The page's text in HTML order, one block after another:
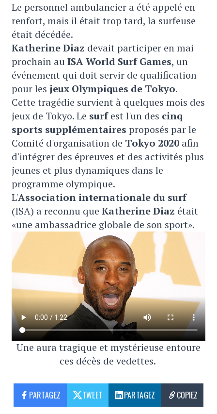
Le personnel ambulancier a été appelé en
renfort, mais il était trop tard, la surfeuse
était décédée.
Katherine Diaz devait participer en mai
prochain auISA World Surf Games, un
événement qui doit servir de qualification
pour les jeux Olympiques de Tokyo.
Cette tragédie survient à quelques mois des
jeux de Tokyo. Le surfest l'un des cinq
sports supplémentaires proposés par le
Comité d'organisation de Tokyo 2020 afin
d'intégrer des épreuves et des activités plus
jeunes et plus dynamiques dans le
programme olympique.
L'Association internationale du surf
(ISA) a reconnu que Katherine Diaz était
«une ambassadrice globale de son sport».
Une aura tragique et mystérieuse entoure
ces décès de vedettes.
PARTAGEZ TWEET PARTAGEZ COPIEZ